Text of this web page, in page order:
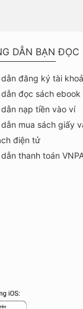
DẪN BẠN ĐỌC
đăng ký tài
đọc sách ebook
nạp tiền vào ví
mua sách giấy
điện tử
thanh toán